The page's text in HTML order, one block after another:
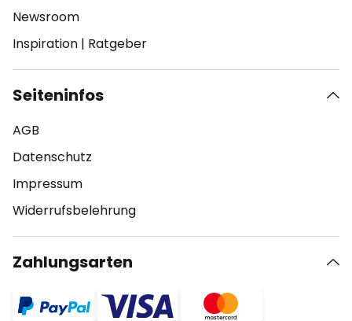
Newsroom
Inspiration | Ratgeber
Seiteninfos
AGB
Datenschutz
Impressum
Widerrufsbelehrung
Zahlungsarten